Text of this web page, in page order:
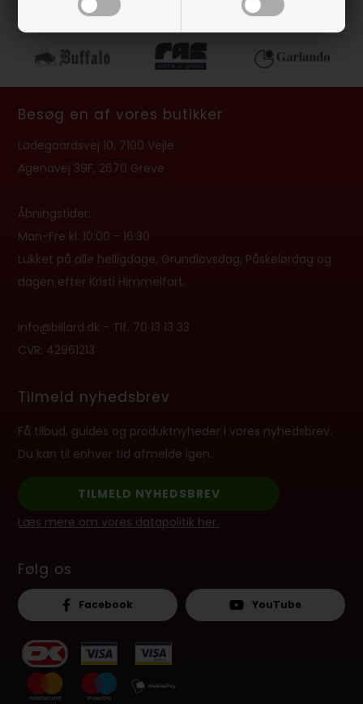
Besøg en af vores butikker
Ladegaardsvej 10, 7100 Vejle
Agenavej 39F, 2670 Greve
Åbningstider:
Man-Fre kl. 10:00 - 16:30
Lukket på alle helligdage, Grundlovsdag, Påskelørdag og
dagen efter Kristi Himmelfart.
info@billard.dk - Tlf. 70 13 13 33
CVR: 42961213
Tilmeld nyhedsbrev
Få tilbud, guides og produktnyheder i vores nyhedsbrev.
Du kan til enhver tid afmelde igen.
TILMELD NYHEDSBREV
Læs mere om vores datapolitik her.
Følg os
Facebook YouTube